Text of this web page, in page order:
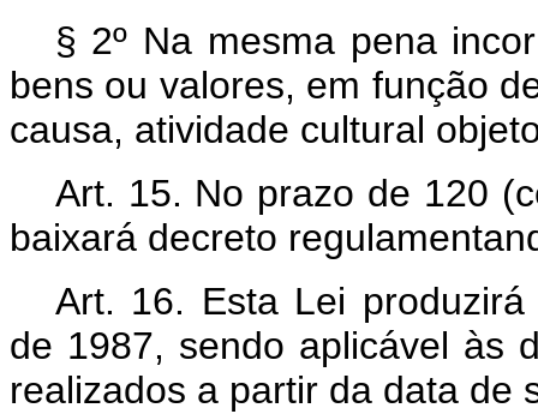
§ 2º Na mesma pena
bens ou valores, em função
causa, atividade cultural
Art. 15. No prazo de 120
baixará decreto
Art. 16. Esta Lei
de 1987, sendo aplicável às
realizados a partir da data de